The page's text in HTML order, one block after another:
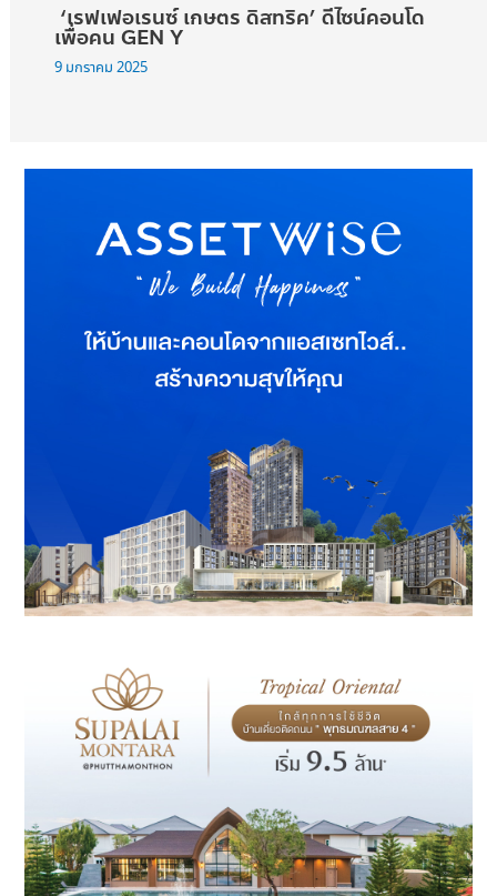
‘เรฟเฟอเรนซ์ เกษตร ดิสทริค’ ดีไซน์คอนโด
เพื่อคน GEN Y
9 มกราคม 2025